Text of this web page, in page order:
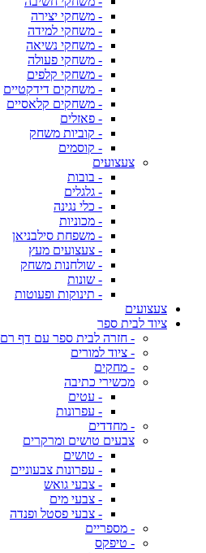
- משחקי יצירה
- משחקי למידה
- משחקי נשיאה
- משחקי פעולה
- משחקי קלפים
- משחקים דידקטיים
- משחקים קלאסיים
- פאזלים
- קוביות משחק
- קוסמים
צעצועים
- בובות
- גלגלים
- כלי נגינה
- מכוניות
- משפחת סילבניאן
- צעצועים מעץ
- שולחנות משחק
- שונות
- תינוקות ופעוטות
צעצועים
ציוד לבית ספר
- חזרה לבית ספר עם דף רם
- ציוד למורים
- מחקים
מכשירי כתיבה
- עטים
- עפרונות
- מחדדים
צבעים טושים ומרקרים
- טושים
- עפרונות צבעוניים
- צבעי גואש
- צבעי מים
- צבעי פסטל ופנדה
- מספריים
- טיפקס